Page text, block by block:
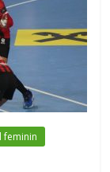
feminin